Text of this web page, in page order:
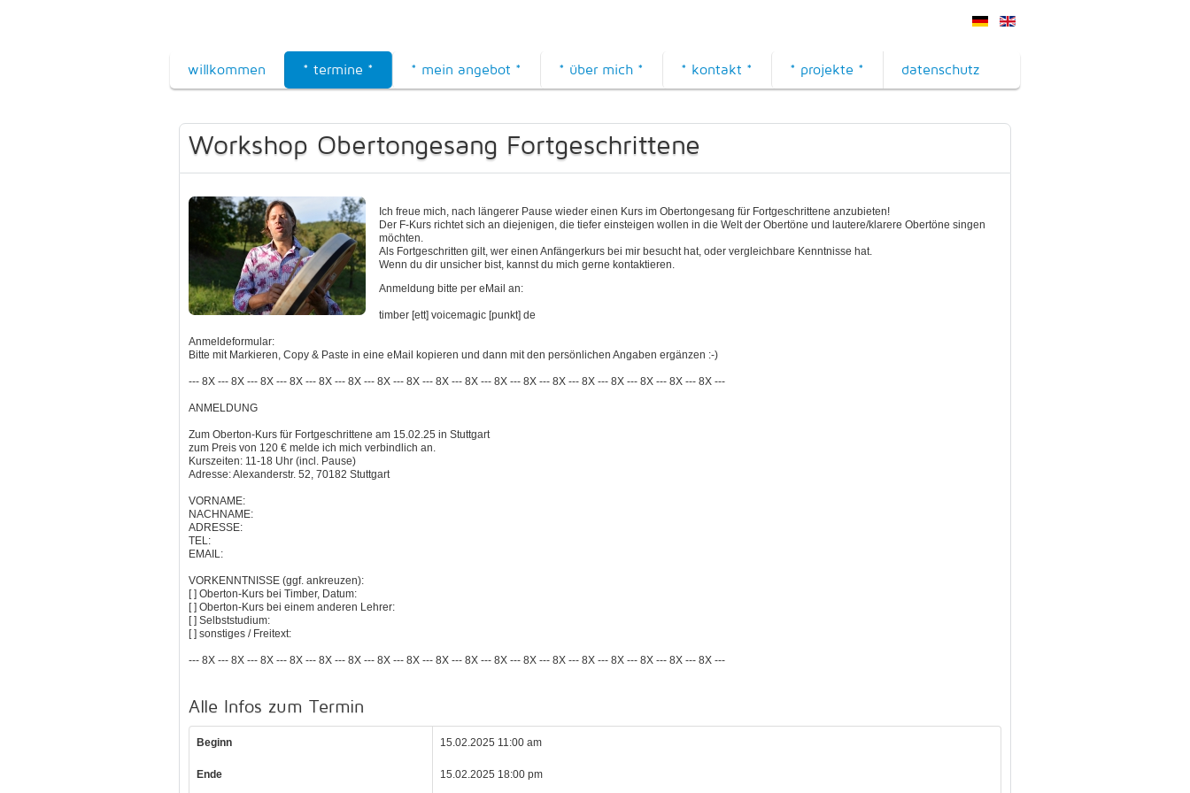
willkommen * termine * * mein angebot * * über mich * * kontakt * * projekte * datenschutz
Workshop Obertongesang Fortgeschrittene
Ich freue mich, nach längerer Pause wieder einen Kurs im Obertongesang für Fortgeschrittene anzubieten!
Der F-Kurs richtet sich an diejenigen, die tiefer einsteigen wollen in die Welt der Obertöne und lautere/klarere Obertöne singen
möchten.
Als Fortgeschritten gilt, wer einen Anfängerkurs bei mir besucht hat, oder vergleichbare Kenntnisse hat.
Wenn du dir unsicher bist, kannst du mich gerne kontaktieren.
Anmeldung bitte per eMail an:
timber [ett] voicemagic [punkt] de
Anmeldeformular:
Bitte mit Markieren, Copy & Paste in eine eMail kopieren und dann mit den persönlichen Angaben ergänzen :-)
--- 8X --- 8X --- 8X --- 8X --- 8X --- 8X --- 8X --- 8X --- 8X --- 8X --- 8X --- 8X --- 8X --- 8X --- 8X --- 8X --- 8X --- 8X ---
ANMELDUNG
Zum Oberton-Kurs für Fortgeschrittene am 15.02.25 in Stuttgart
zum Preis von 120 € melde ich mich verbindlich an.
Kurszeiten: 11-18 Uhr (incl. Pause)
Adresse: Alexanderstr. 52, 70182 Stuttgart
VORNAME:
NACHNAME:
ADRESSE:
TEL:
EMAIL:
VORKENNTNISSE (ggf. ankreuzen):
[ ] Oberton-Kurs bei Timber, Datum:
[ ] Oberton-Kurs bei einem anderen Lehrer:
[ ] Selbststudium:
[ ] sonstiges / Freitext:
--- 8X --- 8X --- 8X --- 8X --- 8X --- 8X --- 8X --- 8X --- 8X --- 8X --- 8X --- 8X --- 8X --- 8X --- 8X --- 8X --- 8X --- 8X ---
Alle Infos zum Termin
Beginn 15.02.2025 11:00 am
Ende 15.02.2025 18:00 pm